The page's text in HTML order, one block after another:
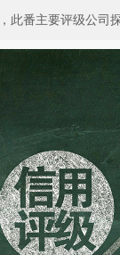
此番主要评级公司